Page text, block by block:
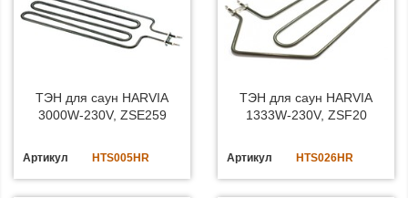
ТЭН для саун HARVIA
3000W-230V, ZSE259
Артикул HTS005HR
ТЭН для саун HARVIA
1333W-230V, ZSF20
Артикул HTS026HR